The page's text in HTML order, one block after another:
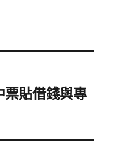
票貼借錢與專